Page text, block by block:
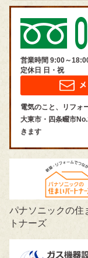
営業時間 9:00～
定休日 日・祝
電気のこと、リフォ
大東市・四条畷市
きます
パナソニックの住
トナーズ